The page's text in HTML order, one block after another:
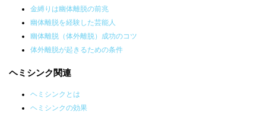
金縛りは幽体離脱の前兆
幽体離脱を経験した芸能人
幽体離脱（体外離脱）成功のコツ
体外離脱が起きるための条件
ヘミシンク関連
ヘミシンクとは
ヘミシンクの効果